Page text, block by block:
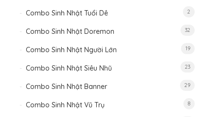
Combo Sinh Nhật Tuổi Dê 2
Combo Sinh Nhật Doremon 32
Combo Sinh Nhật Người Lớn 19
Combo Sinh Nhật Siêu Nhũ 23
Combo Sinh Nhật Banner 29
Combo Sinh Nhật Vũ Trụ 8